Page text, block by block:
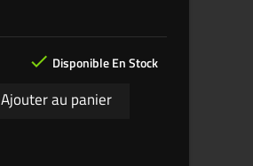
 Disponible En Stock
Ajouter au panier